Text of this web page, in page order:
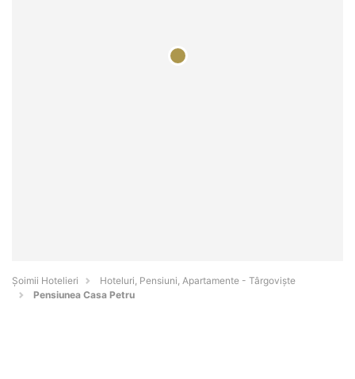
Șoimii Hotelieri
Hoteluri, Pensiuni, Apartamente - Târgovişte
Pensiunea Casa Petru